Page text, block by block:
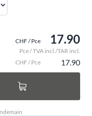
CHF / Pce 17.90
Pce / TVA incl./TAR incl.
CHF / Pce 17.90